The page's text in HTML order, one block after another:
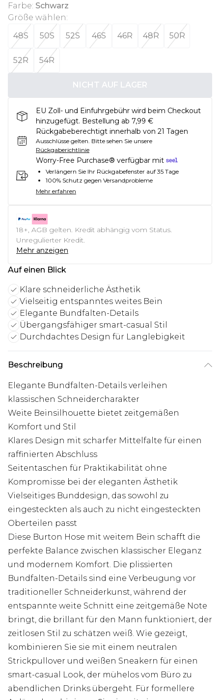
Farbe: Schwarz
Größe wählen:
48S
50S 52S 46S 46R 48R 50R
52R 54R
NICHT AUF LAGER
EU Zoll- und Einfuhrgebühr wird beim Checkout
hinzugefügt. Bestellung ab 7,99 €
Rückgabeberechtigt innerhalb von 21 Tagen
Ausschlüsse gelten. Bitte sehen Sie unsere
Rückgaberichtlinie
Worry-Free Purchase® verfügbar mit
Verlängern Sie Ihr Rückgabefenster auf 35 Tage
100% Schutz gegen Versandprobleme
Mehr erfahren
18+, AGB gelten. Kredit abhängig vom Status.
Unregulierter Kredit.
Mehr anzeigen
Auf einen Blick
Klare schneiderliche Ästhetik
Vielseitig entspanntes weites Bein
Elegante Bundfalten-Details
Übergangsfähiger smart-casual Stil
Durchdachtes Design für Langlebigkeit
Beschreibung
Elegante Bundfalten-Details verleihen
klassischen Schneidercharakter
Weite Beinsilhouette bietet zeitgemäßen
Komfort und Stil
Klares Design mit scharfer Mittelfalte für einen
raffinierten Abschluss
Seitentaschen für Praktikabilität ohne
Kompromisse bei der eleganten Ästhetik
Vielseitiges Bunddesign, das sowohl zu
eingesteckten als auch zu nicht eingesteckten
Oberteilen passt
Diese Burton Hose mit weitem Bein schafft die
perfekte Balance zwischen klassischer Eleganz
und modernem Komfort. Die plissierten
Bundfalten-Details sind eine Verbeugung vor
traditioneller Schneiderkunst, während der
entspannte weite Schnitt eine zeitgemäße Note
bringt, die brillant für den Mann funktioniert, der
zeitlosen Stil zu schätzen weiß. Wie gezeigt,
kombinieren Sie sie mit einem neutralen
Strickpullover und weißen Sneakern für einen
smart-casual Look, der mühelos vom Büro zu
abendlichen Drinks übergeht. Für formellere